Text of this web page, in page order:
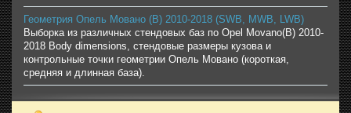
Геометрия Опель Мовано (B) 2010-2018 (SWB, MWB, LWB)
Выборка из различных стендовых баз по Opel Movano(B) 2010-
2018 Body dimensions, стендовые размеры кузова и
контрольные точки геометрии Опель Мовано (короткая,
средняя и длинная база).